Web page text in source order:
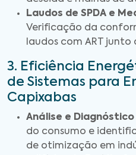
Laudos de SPDA e
Verificação da
laudos com ART junto
3. Eficiência
de Sistemas para
Capixabas
Análise e
do consumo e
de otimização em